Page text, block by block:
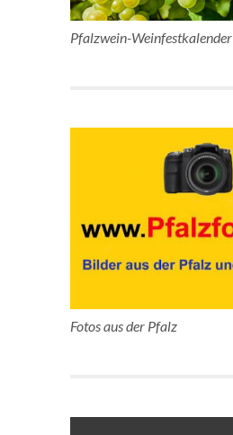
Pfalzwein-Weinfestkalender
Fotos aus der Pfalz